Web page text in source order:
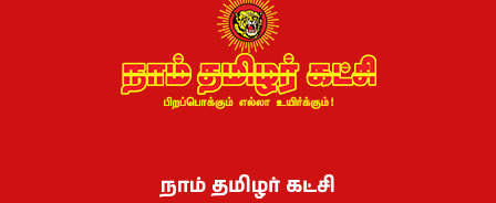
நாம் தமிழர் கட்சி